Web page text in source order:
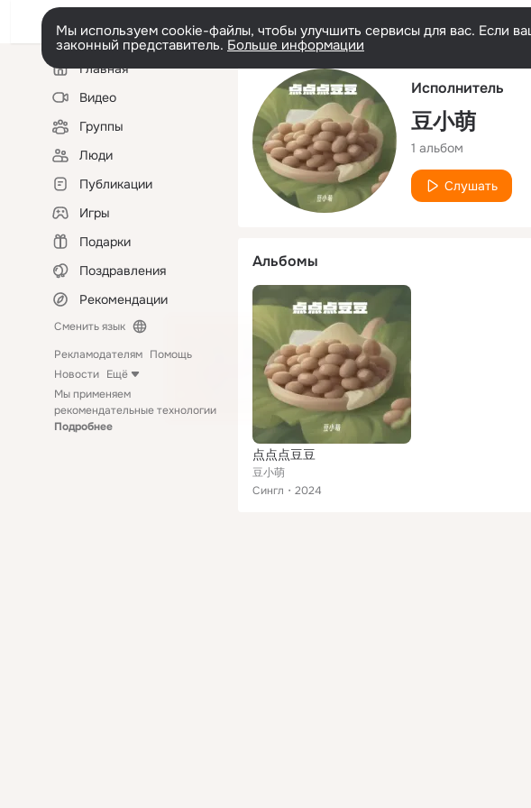
Мы используем cookie-файлы, чтобы улучшить сервисы для вас. Если
законный представитель. Больше информации
Левая
колонкаГлавная
Видео
Группы
Люди
Публикации
Игры
Подарки
Поздравления
Рекомендации
Сменить язык
Рекламодателям Помощь
Новости Ещё
Мы применяем
рекомендательные технологии
Подробнее
Исполнитель
豆小萌
1 альбом
Слушать
Альбомы
点点点豆豆
豆小萌
Сингл
2024